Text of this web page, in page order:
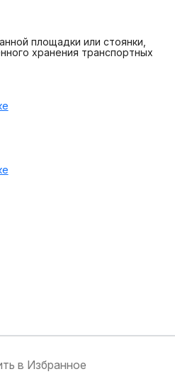
площадки или стоянки,
хранения транспортных
в Избранное